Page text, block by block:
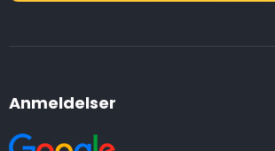
Anmeldelser